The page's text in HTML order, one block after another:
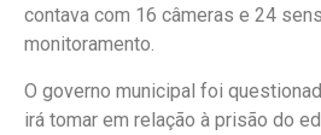
contava com 16 câmeras e 24
monitoramento.
O governo municipal foi
irá tomar em relação à prisão do